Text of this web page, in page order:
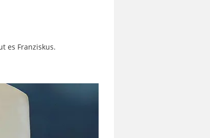
es Franziskus.